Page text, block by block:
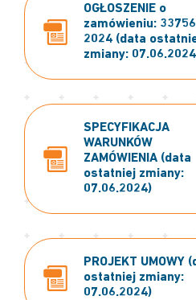
OGŁOSZENIE o
zamówieniu:
2024 (data
zmiany:
SPECYFIKACJA
WARUNKÓW
ZAMÓWIENIA (data
ostatniej zmiany:
07.06.2024)
PROJEKT UMOWY
ostatniej zmiany:
07.06.2024)